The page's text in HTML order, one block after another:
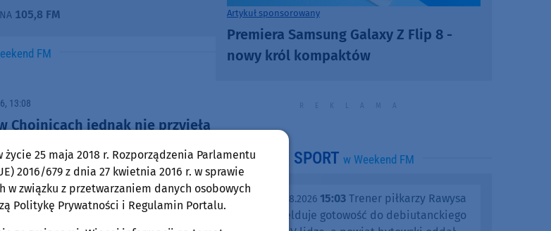
105,8 FM
FM
13:08
Chojnicach jednak nie przyjęła
Decyzja została odsunięta w
Artykuł sponsorowany
Premiera Samsung Galaxy Z Flip 8 -
nowy król kompaktów
SPORT w Weekend FM
piątek, 07.08.2026 15:03 Trener piłkarzy Rawysa
Raciąż melduje gotowość do debiutanckiego
życie 25 maja 2018 r. Rozporządzenia Parlamentu
2016/679 z dnia 27 kwietnia 2016 r. w sprawie
w związku z przetwarzaniem danych osobowych
Politykę Prywatności i Regulamin Portalu.